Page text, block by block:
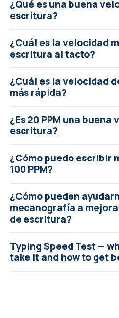
¿Qué es una buena
escritura?
¿Cuál es la velocidad
escritura al tacto?
¿Cuál es la velocidad
más rápida?
¿Es 20 PPM una buena
escritura?
¿Cómo puedo escribir
100 PPM?
¿Cómo pueden
mecanografía a
de escritura?
Typing Speed Test —
take it and how to get